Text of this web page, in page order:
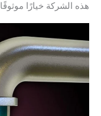
هذه الشركة خيارًا